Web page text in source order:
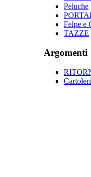
Peluche
Felpe e
TAZZE
Argomenti